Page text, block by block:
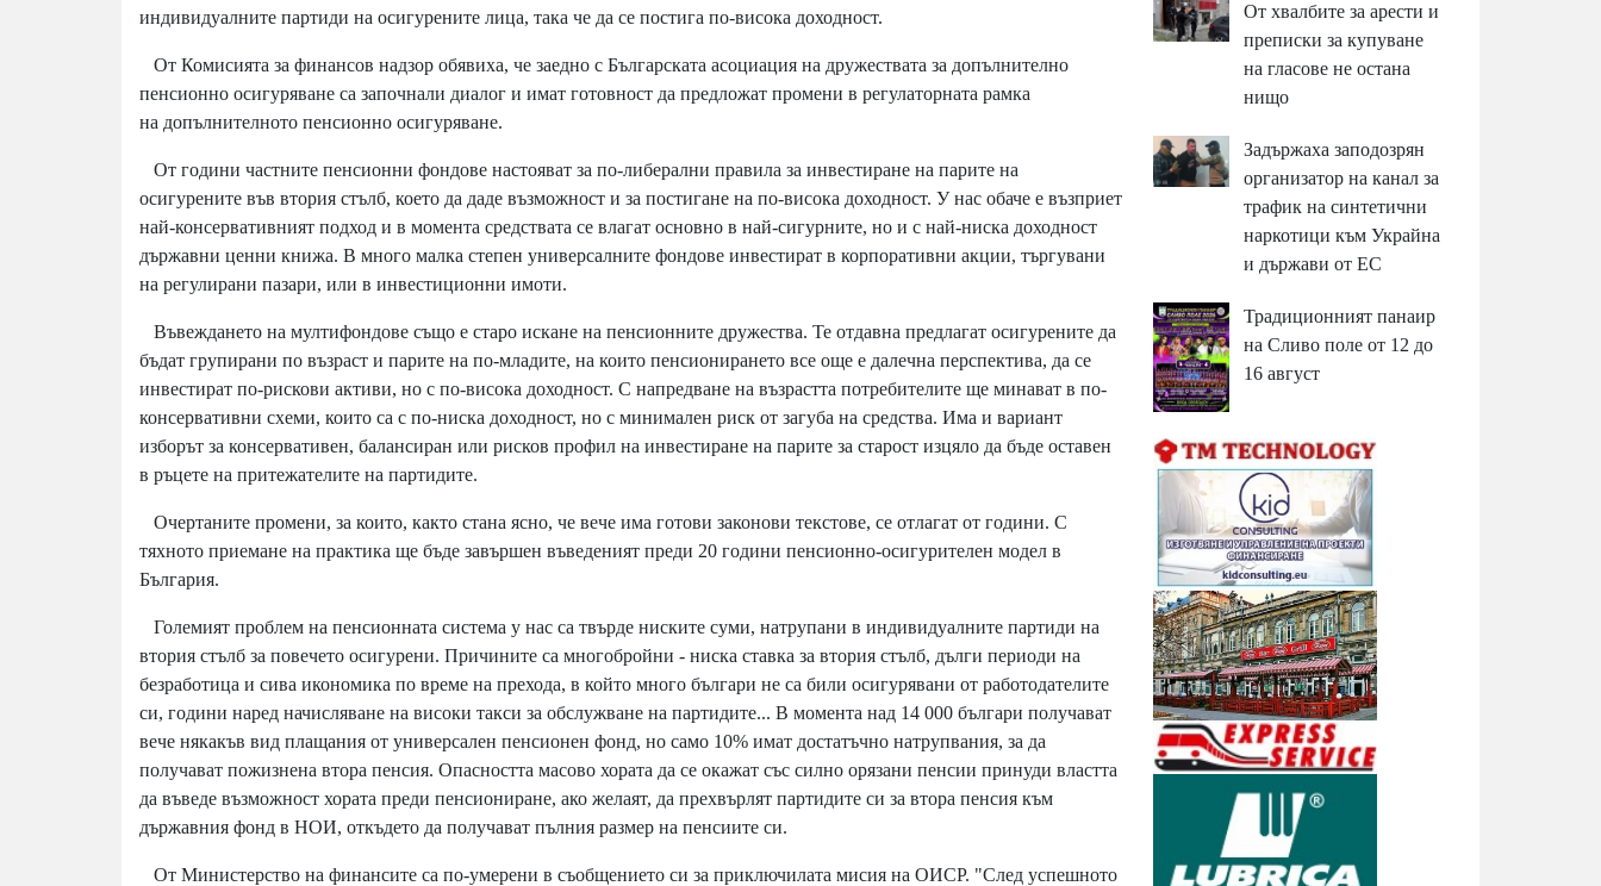
индивидуалните партиди на осигурените лица, така че да се постига по-висока доходност.
От Комисията за финансов надзор обявиха, че заедно с Българската асоциация на дружествата за допълнително
пенсионно осигуряване са започнали диалог и имат готовност да предложат промени в регулаторната рамка
на допълнителното пенсионно осигуряване.
От години частните пенсионни фондове настояват за по-либерални правила за инвестиране на парите на
осигурените във втория стълб, което да даде възможност и за постигане на по-висока доходност. У нас обаче е възприет
най-консервативният подход и в момента средствата се влагат основно в най-сигурните, но и с най-ниска доходност
държавни ценни книжа. В много малка степен универсалните фондове инвестират в корпоративни акции, търгувани
на регулирани пазари, или в инвестиционни имоти.
Въвеждането на мултифондове също е старо искане на пенсионните дружества. Те отдавна предлагат осигурените да
бъдат групирани по възраст и парите на по-младите, на които пенсионирането все още е далечна перспектива, да се
инвестират по-рискови активи, но с по-висока доходност. С напредване на възрастта потребителите ще минават в по-
консервативни схеми, които са с по-ниска доходност, но с минимален риск от загуба на средства. Има и вариант
изборът за консервативен, балансиран или рисков профил на инвестиране на парите за старост изцяло да бъде оставен
в ръцете на притежателите на партидите.
Очертаните промени, за които, както стана ясно, че вече има готови законови текстове, се отлагат от години. С
тяхното приемане на практика ще бъде завършен въведеният преди 20 години пенсионно-осигурителен модел в
България.
Големият проблем на пенсионната система у нас са твърде ниските суми, натрупани в индивидуалните партиди на
втория стълб за повечето осигурени. Причините са многобройни - ниска ставка за втория стълб, дълги периоди на
безработица и сива икономика по време на прехода, в който много българи не са били осигурявани от работодателите
си, години наред начисляване на високи такси за обслужване на партидите... В момента над 14 000 българи получават
вече някакъв вид плащания от универсален пенсионен фонд, но само 10% имат достатъчно натрупвания, за да
получават пожизнена втора пенсия. Опасността масово хората да се окажат със силно орязани пенсии принуди властта
да въведе възможност хората преди пенсиониране, ако желаят, да прехвърлят партидите си за втора пенсия към
държавния фонд в НОИ, откъдето да получават пълния размер на пенсиите си.
От Министерство на финансите са по-умерени в съобщението си за приключилата мисия на ОИСР. "След успешното
От хвалбите за арести и
преписки за купуване
на гласове не остана
нищо
Задържаха заподозрян
организатор на канал за
трафик на синтетични
наркотици към Украйна
и държави от ЕС
Традиционният панаир
на Сливо поле от 12 до
16 август